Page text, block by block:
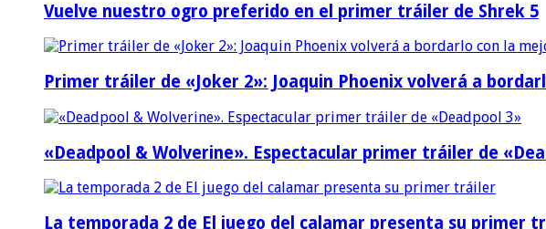
Vuelve nuestro ogro preferido en el primer tráiler de Shrek 5
Primer tráiler de «Joker 2»: Joaquin Phoenix volverá a
«Deadpool & Wolverine». Espectacular primer tráiler de
La temporada 2 de El juego del calamar presenta su primer